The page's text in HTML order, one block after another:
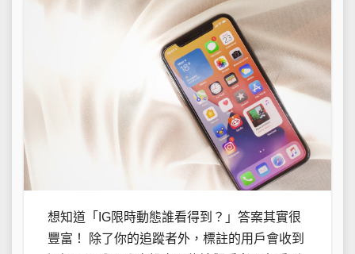
想知道「IG限時動態誰看得到？」答案其實很
豐富！ 除了你的追蹤者外，標註的用戶會收到